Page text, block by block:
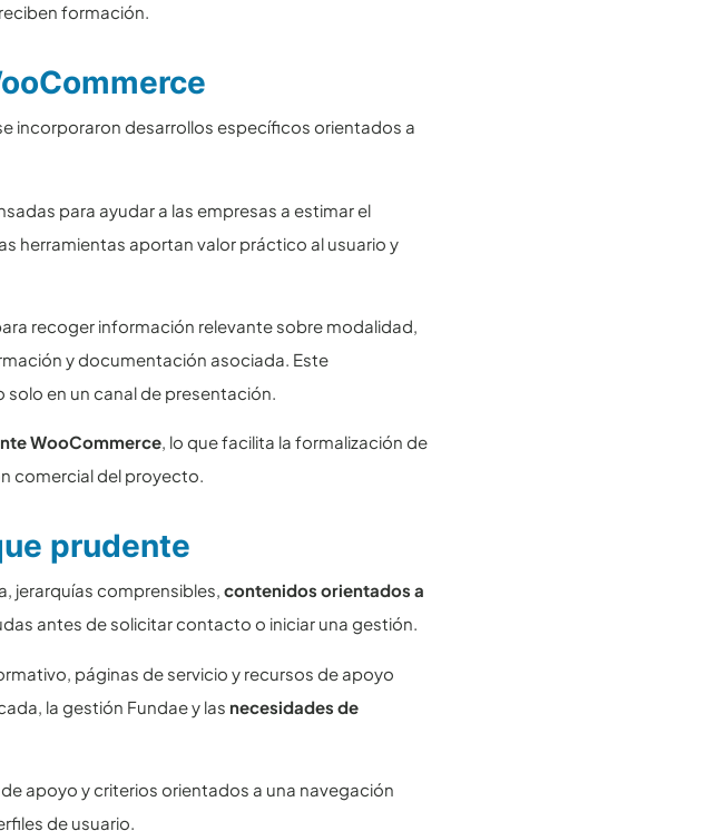
formación.
incorporaron desarrollos específicos orientados a
para ayudar a las empresas a estimar el
herramientas aportan valor práctico al usuario y
recoger información relevante sobre modalidad,
y documentación asociada. Este
solo en un canal de presentación.
WooCommerce, lo que facilita la formalización de
comercial del proyecto.
prudente
jerarquías comprensibles, contenidos orientados a
antes de solicitar contacto o iniciar una gestión.
páginas de servicio y recursos de apoyo
la gestión Fundae y las necesidades de
apoyo y criterios orientados a una navegación
de usuario.